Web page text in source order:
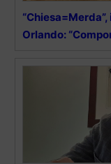
Orlando: